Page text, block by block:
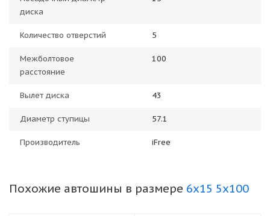
диска
Количество отверстий 5
Межболтовое
расстояние
100
Вылет диска 43
Диаметр ступицы 57.1
Производитель iFree
Похожие автошины в размере 6x15 5x100